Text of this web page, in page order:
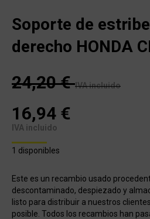
Soporte de
derecho HONDA
24,20€ IVA incluido
16,94 €
IVA incluido
1 disponibles
Este es un recambio usado
descontaminado, despiezado y
listo para distribuir a nuestros
posible. Todos los recambios han